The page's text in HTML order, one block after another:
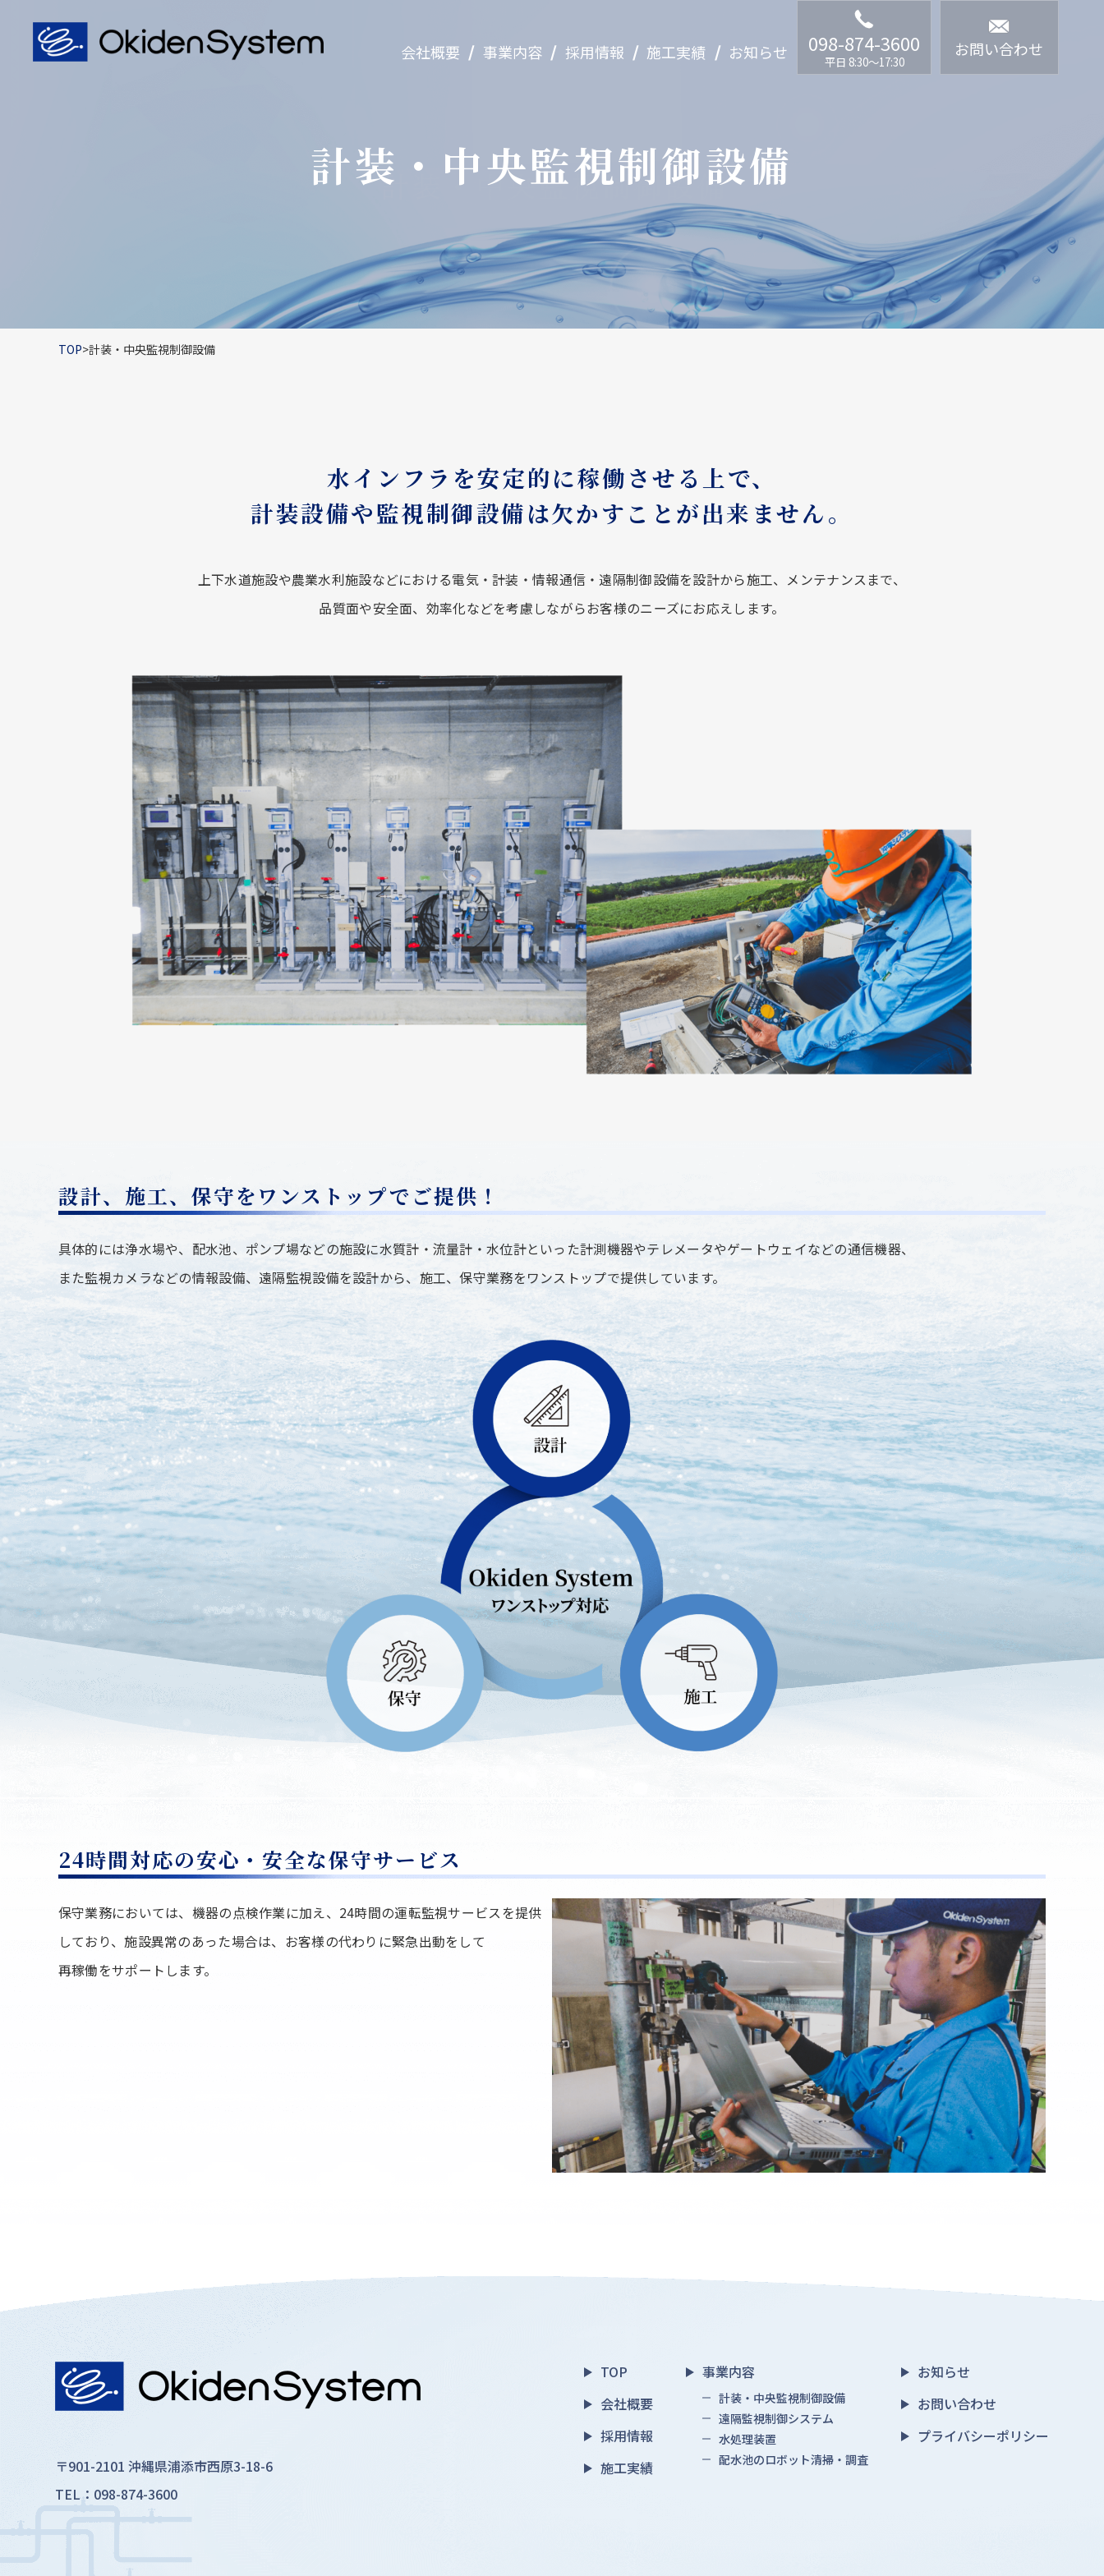
会社概要 / 事業内容
水処理装置
配水池のロボット清掃・調査
/ 採用情報 / 施工実績 / お知らせ 098-874-3600
平日 8:30〜17:30
お問い合わせ
計装・中央監視制御設備
TOP>計装・中央監視制御設備
水インフラを安定的に稼働させる上で、
計装設備や監視制御設備は欠かすことが出来ません。
上下水道施設や農業水利施設などにおける電気・計装・情報通信・遠隔制御設備を設計から施工、メンテナンスまで、
品質面や安全面、効率化などを考慮しながらお客様のニーズにお応えします。
設計、施工、保守をワンストップでご提供！
具体的には浄水場や、配水池、ポンプ場などの施設に水質計・流量計・水位計といった計測機器やテレメータやゲートウェイなどの通信機器、
また監視カメラなどの情報設備、遠隔監視設備を設計から、施工、保守業務をワンストップで提供しています。
24時間対応の安心・安全な保守サービス
保守業務においては、機器の点検作業に加え、24時間の運転監視サービスを提供
しており、施設異常のあった場合は、お客様の代わりに緊急出動をして
再稼働をサポートします。
〒901-2101 沖縄県浦添市西原3-18-6
TEL：098-874-3600
TOP
会社概要
採用情報
施工実績
事業内容
計装・中央監視制御設備
遠隔監視制御システム
水処理装置
配水池のロボット清掃・調査
お知らせ
お問い合わせ
プライバシーポリシー